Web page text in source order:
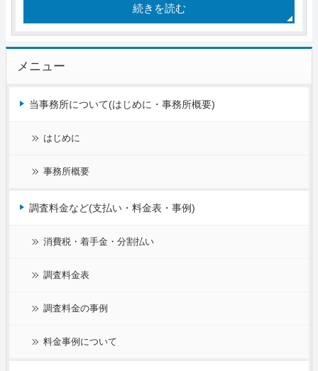
続きを読む
メニュー
当事務所について(はじめに・事務所概要)
はじめに
事務所概要
調査料金など(支払い・料金表・事例)
消費税・着手金・分割払い
調査料金表
調査料金の事例
料金事例について